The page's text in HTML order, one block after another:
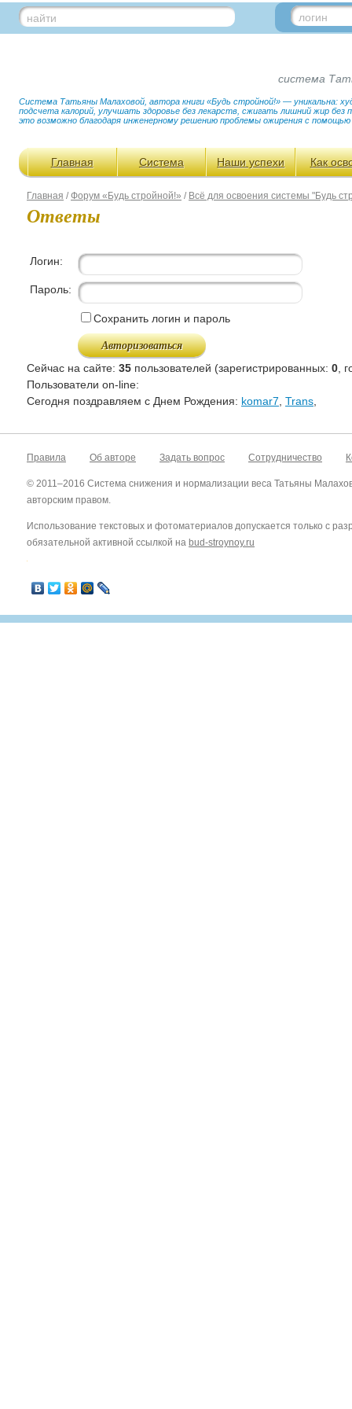
найти логин
система
Система Татьяны Малаховой, автора книги «Будь стройной!» — уникальна:
подсчета калорий, улучшать здоровье без лекарств, сжигать лишний жир
это возможно благодаря инженерному решению проблемы ожирения с
Главная Система Наши успехи Как
Главная /Форум «Будь стройной!» / Всё для освоения системы "Будь
Ответы
Логин:
Пароль:
Сохранить логин и пароль
Сейчас на сайте: 35 пользователей (зарегистрированных: 0 ,
Пользователи on-line:
Cегодня поздравляем с Днем Рождения: komar7 Trans
Правила Об авторе Задать вопрос Сотрудничество
© 2011–2016 Система снижения и нормализации веса Татьяны
авторским правом.
Использование текстовых и фотоматериалов допускается только с
обязательной активной ссылкой на bud-stroynoy.ru